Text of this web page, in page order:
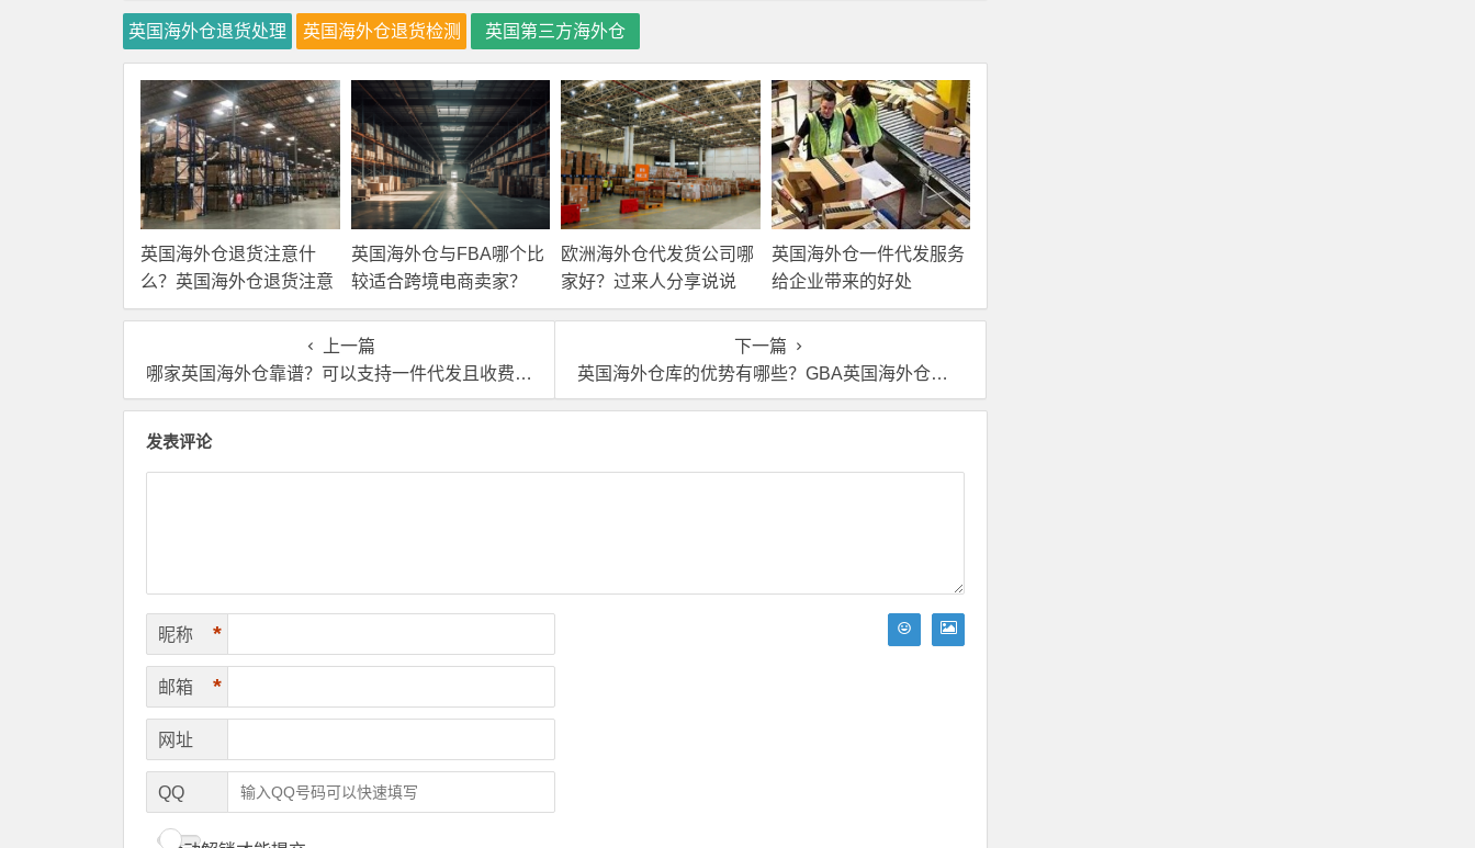
英国海外仓退货处理 英国海外仓退货检测 英国第三方海外仓
英国海外仓退货注意什
么？英国海外仓退货注意
事项！
英国海外仓与FBA哪个比
较适合跨境电商卖家？
欧洲海外仓代发货公司哪
家好？过来人分享说说
英国海外仓一件代发服务
给企业带来的好处
上一篇
哪家英国海外仓靠谱？可以支持一件代发且收费合理？
下一篇
英国海外仓库的优势有哪些？GBA英国海外仓库选择指南
发表评论
昵称 *
邮箱 *
网址
QQ